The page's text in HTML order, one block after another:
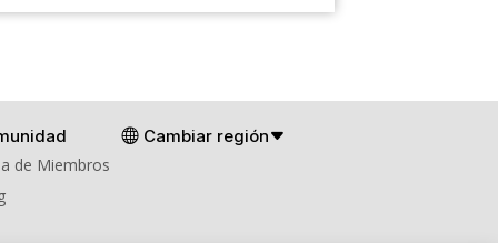
de Miembros
Cambiar región